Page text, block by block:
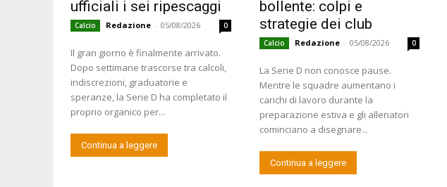
ufficiali i sei ripescaggi
Calcio Redazione - 05/08/2026 0
Il gran giorno è finalmente arrivato.
Dopo settimane trascorse tra calcoli,
indiscrezioni, graduatorie e
speranze, la Serie D ha completato il
proprio organico per...
Continua a leggere
bollente: colpi e
strategie dei club
Calcio Redazione - 05/08/2026 0
La Serie D non conosce pause.
Mentre le squadre aumentano i
carichi di lavoro durante la
preparazione estiva e gli allenatori
cominciano a disegnare...
Continua a leggere